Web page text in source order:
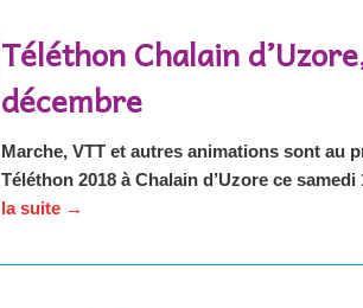
Téléthon Chalain
décembre
Marche, VTT et autres animations sont au
Téléthon 2018 à Chalain d’Uzore ce samedi
la suite →